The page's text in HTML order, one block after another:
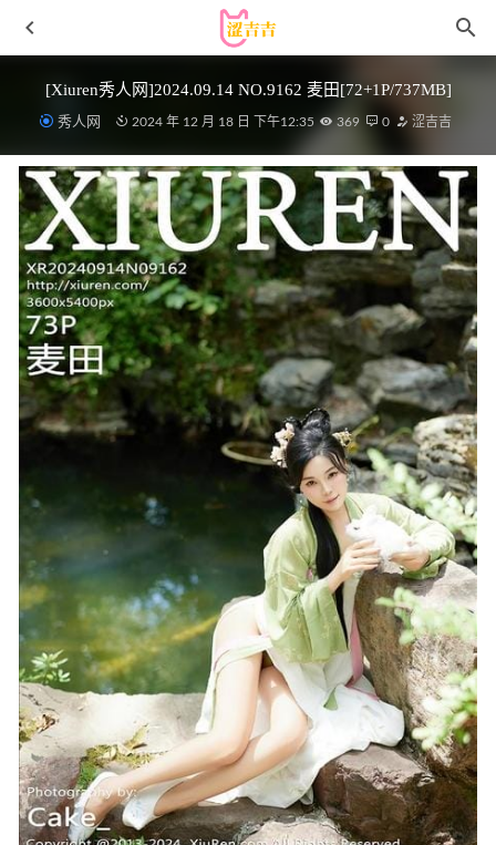
[Xiuren秀人网]2024.09.14 NO.9162 麦田[72+1P/737MB]
秀人网 2024 年 12 月 18 日 下午12:35 369 0 涩吉吉
[Ugirls尤果网] 爱尤物专辑 VOL.2164 张灵儿[35P／33.6MB]
2023-01-08
[爱尤物]2024 NO.2785 玫瑰山海 小热巴[35P/70MB] 2024-
09-25
清水凪 – NO.025 小凪汪汪 [56P-126MB]VIP 2026-03-19
[Xiuren秀人网]2024.12.26 NO.9663 小肉肉咪[78+1P/693MB]
絞肉姬Walküre – 舞缇娜自拍[25P-119MB] 2025-06-19